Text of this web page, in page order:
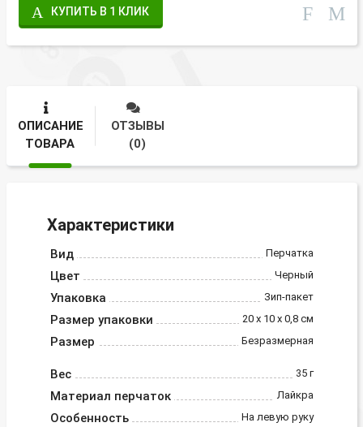
КУПИТЬ В 1 КЛИК
ОПИСАНИЕ
ТОВАРА
ОТЗЫВЫ
(0)
Характеристики
Вид Перчатка
Цвет Черный
Упаковка Зип-пакет
Размер упаковки 20 х 10 х 0,8 см
Размер Безразмерная
Вес 35 г
Материал перчаток Лайкра
Особенность На левую руку